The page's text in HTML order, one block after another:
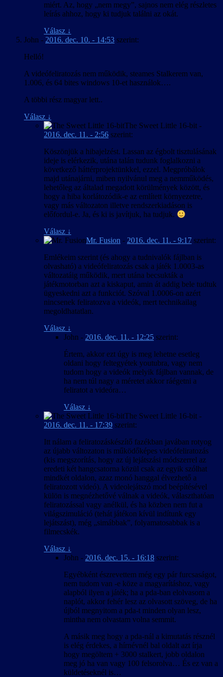
miért. Az, hogy „nem megy”, sajnos nem elég részletes
leírás ahhoz, hogy ki tudjuk találni az okát.
Válasz ↓
John - 2016. dec. 10. - 14:53 szerint:
Helló!
A videófeliratozás nem működik, steames Stalkerem van,
1.006, és 64 bites windows 10-et használok….
A többi rész magyar lett..
Válasz ↓
The Sweet Little 16-bit -
2016. dec. 11. - 2:56 szerint:
Köszönjük a hibajelzést. Lassan az égbolt tisztulásának
ideje is elérkezik, utána talán tudunk foglalkozni a
következő háttérprojektünkkel, ezzel. Megpróbálok
majd utánajárni, miben nyilvánul meg a nemműködés,
lehetőleg az általad megadott körülmények között, és
hogy a hiba korlátozódik-e az említett környezetre,
vagy más változaton illetve rendszerkiadáson is
előfordul-e. Ja, és ki is javítjuk, ha tudjuk.
Válasz ↓
Mr. Fusion - 2016. dec. 11. - 9:17 szerint:
Emlékeim szerint (és ahogy a tudnivalók fájlban is
olvasható) a videófeliratozás csak a játék 1.0003-as
változatáig működik, mert utána becsukták a
játékmotorban azt a kiskaput, amin át addig bele tudtuk
ügyeskedni azt a funkciót. Szóval 1.0006-on azért
nincsenek feliratozva a videók, mert technikailag
megoldhatatlan.
Válasz ↓
John - 2016. dec. 11. - 12:25 szerint:
Értem, akkor ezt úgy is meg lehetne esetleg
oldani hogy feltegyétek youtubra, vagy nem
tudom hogy a videók melyik fájlban vannak, de
ha nem túl nagy a méretet akkor ráégetni a
feliratot a videóra…
Válasz ↓
The Sweet Little 16-bit -
2016. dec. 11. - 17:39 szerint:
Itt nálam a feliratozáskészítő fazékban javában rotyog
az újabb változaton is működőképes videófeliratozás
(kis megszorítás, hogy az új lejátszási módszerrel az
eredeti két hangcsatorna közül csak az egyik szólhat
mindkét oldalon, azaz monó hanggal élvezhető a
feliratozott videó). A videolejátszó mod beépítésével
külön is megnézhetővé válnak a videók, választhatóan
feliratozással vagy anélkül, és ha közben nem fut a
világszimuláció (tehát játékon kívül indítunk egy
lejátszást), még „simábbak”, folyamatosabbak is a
filmecskék.
Válasz ↓
John - 2016. dec. 15. - 16:18 szerint:
Egyébként észrevettem még egy pár furcsaságot,
nem tudom van -e köze a magyarításhoz, vagy
alapból ilyen a játék; ha a pda-ban elolvasom a
naplót, akkor fehér lesz az olvasott szöveg, de ha
újból megnyitom a pda-t minden olyan lesz,
mintha nem olvastam volna semmit.
A másik meg hogy a pda-nál a kimutatás résznél
is elég érdekes, a hírnévnél bal oldalt azt írja
hogy megöltem + 3000 stalkert, jobb oldalon
meg jó ha van vagy 100 felsorolva… És ez van a
küldetéseknél is…